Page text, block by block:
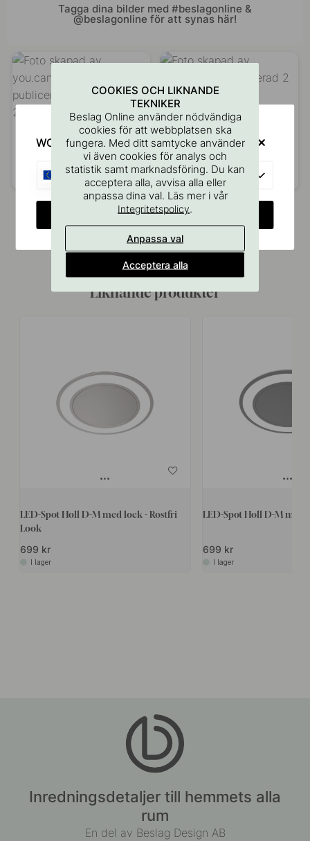
Tagga dina bilder med #beslagonline &
@beslagonline för att synas här!
Inlägg
you.can.call.me.queenb
Inlägg
publicerat
av
villa.varpula
Liknande produkter
LED-Spot Holl D-M med lock - Rostfri
Look
699 kr
I lager
LED-Spot Holl D-M med
699 kr
I lager
Inredningsdetaljer till hemmets alla
rum
En del av Beslag Design AB
COOKIES OCH LIKNANDE
TEKNIKER
Beslag Online använder nödvändiga
cookies för att webbplatsen ska
fungera. Med ditt samtycke använder
vi även cookies för analys och
statistik samt marknadsföring. Du kan
acceptera alla, avvisa alla eller
anpassa dina val. Läs mer i vår
Integritetspolicy.
Anpassa val
Acceptera alla
WOULD YOU RATHER VISIT?
EU
CHANGE COUNTRY